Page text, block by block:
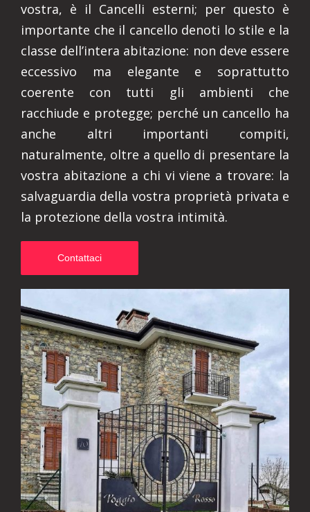
vostra, è il Cancelli esterni; per questo è
importante che il cancello denoti lo stile e la
classe dell’intera abitazione: non deve essere
eccessivo ma elegante e soprattutto
coerente con tutti gli ambienti che
racchiude e protegge; perché un cancello ha
anche altri importanti compiti,
naturalmente, oltre a quello di presentare la
vostra abitazione a chi vi viene a trovare: la
salvaguardia della vostra proprietà privata e
la protezione della vostra intimità.
Contattaci